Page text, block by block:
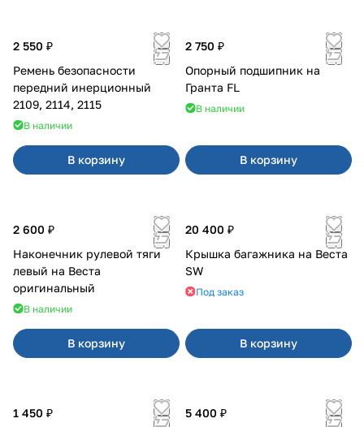
2 550 ₽
Ремень безопасности
передний инерционный
2109, 2114, 2115
В наличии
В корзину
2 750 ₽
Опорный подшипник на
Гранта FL
В наличии
В корзину
2 600 ₽
Наконечник рулевой тяги
левый на Веста
оригинальный
В наличии
В корзину
20 400 ₽
Крышка багажника на Веста
SW
Под заказ
В корзину
1 450 ₽ 5 400 ₽